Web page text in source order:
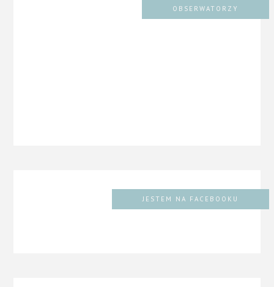
OBSERWATORZY
JESTEM NA FACEBOOKU